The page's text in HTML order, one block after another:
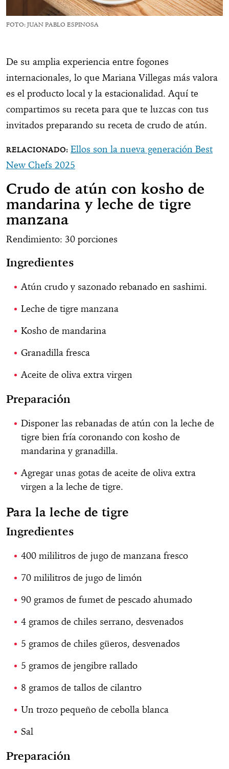
FOTO: JUAN PABLO ESPINOSA
De su amplia experiencia entre fogones
internacionales, lo que Mariana Villegas más valora
es el producto local y la estacionalidad. Aquí te
compartimos su receta para que te luzcas con tus
invitados preparando su receta de crudo de atún.
Ellos son la nueva generación Best
New Chefs 2025
Crudo de atún con kosho de
mandarina y leche de tigre
manzana
Rendimiento: 30 porciones
Ingredientes
Atún crudo y sazonado rebanado en sashimi.
Leche de tigre manzana
Kosho de mandarina
Granadilla fresca
Aceite de oliva extra virgen
Preparación
Disponer las rebanadas de atún con la leche de
tigre bien fría coronando con kosho de
mandarina y granadilla.
Agregar unas gotas de aceite de oliva extra
virgen a la leche de tigre.
Para la leche de tigre
Ingredientes
400 mililitros de jugo de manzana fresco
70 mililitros de jugo de limón
90 gramos de fumet de pescado ahumado
4 gramos de chiles serrano, desvenados
5 gramos de chiles güeros, desvenados
5 gramos de jengibre rallado
8 gramos de tallos de cilantro
Un trozo pequeño de cebolla blanca
Sal
Preparación